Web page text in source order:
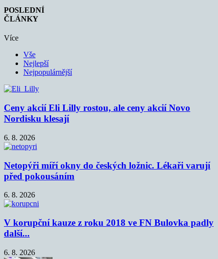
POSLEDNÍ
ČLÁNKY
Více
Vše
Nejlepší
Nejpopulárnější
Ceny akcií Eli Lilly rostou, ale ceny akcií Novo
Nordisku klesají
6. 8. 2026
Netopýři míří okny do českých ložnic. Lékaři varují
před pokousáním
6. 8. 2026
V korupční kauze z roku 2018 ve FN Bulovka padly
další...
6. 8. 2026